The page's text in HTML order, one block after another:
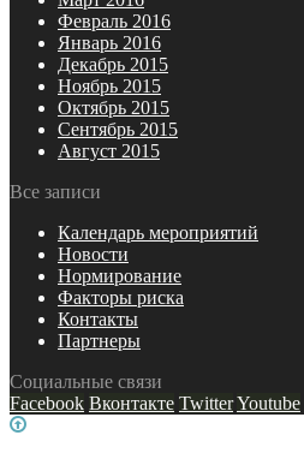
Февраль 2016
Январь 2016
Декабрь 2015
Ноябрь 2015
Октябрь 2015
Сентябрь 2015
Август 2015
Все записи
Календарь мероприятий
Новости
Нормирование
Факторы риска
Контакты
Партнеры
Социальные связи
Facebook Вконтакте TwitterYoutube